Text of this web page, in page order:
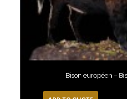
Bison européen –